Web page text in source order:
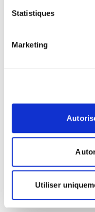
Statistiques
Marketing
Utiliser